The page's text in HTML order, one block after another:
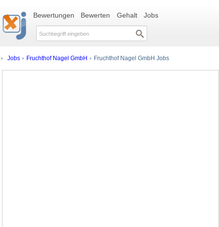
Bewertungen Bewerten Gehalt Jobs
Jobs Fruchthof Nagel GmbH Fruchthof Nagel GmbH Jobs